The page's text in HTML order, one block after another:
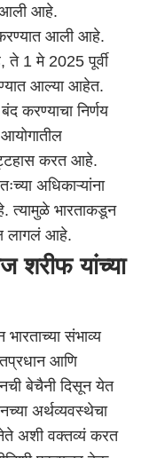
आली आहे.
करण्यात आली आहे.
ते 1 मे 2025 पूर्वी
आल्या आहेत.
करण्याचा निर्णय
करत आहे.
अधिकाऱ्यांना
त्यामुळे भारताकडून
लागलं आहे.
शरीफ यांच्या
संभाव्य
आणि
बेचैनी दिसून येत
अर्थव्यवस्थेचा
अशी वक्तव्यं करत